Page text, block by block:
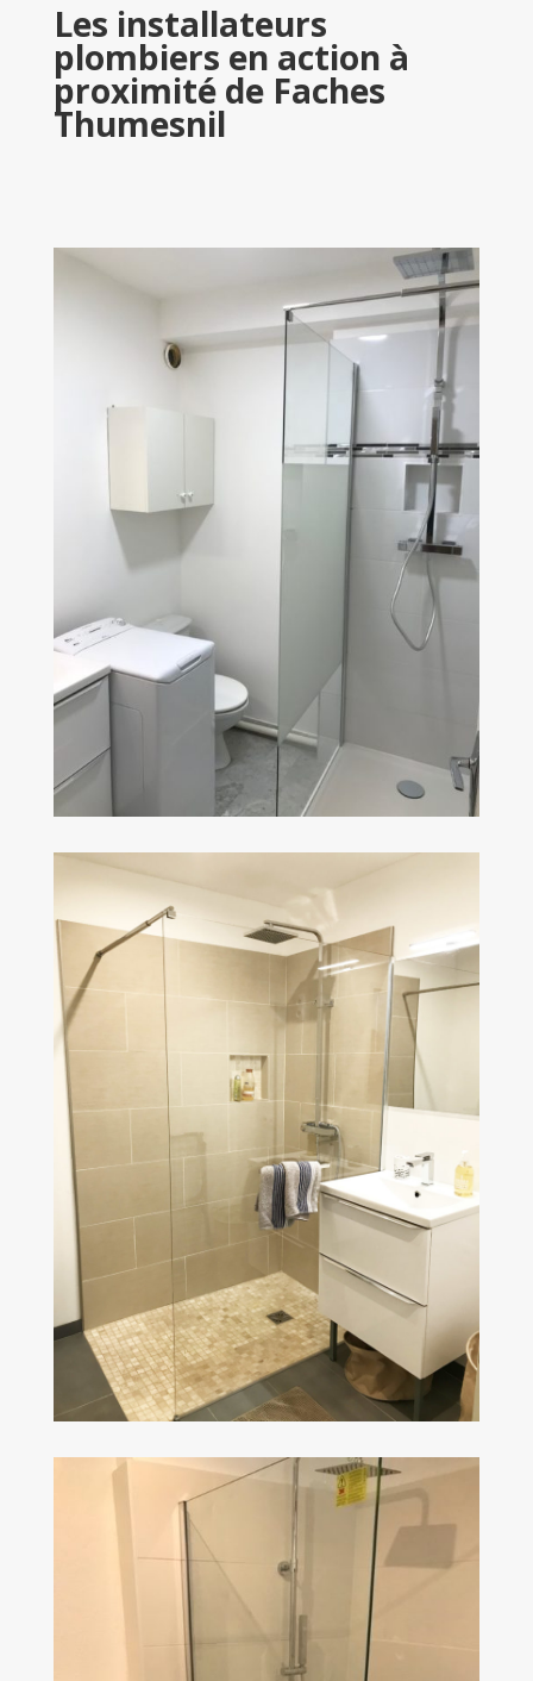
Les installateurs
plombiers en action à
proximité de Faches
Thumesnil